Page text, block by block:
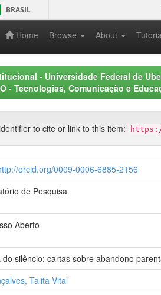
BRASIL
Home Browse About
- Universidade Federal de
- Tecnologias, Comunicação e
to cite or link to this item:
orcid.org/0009-0006-6885-2156
de Pesquisa
Aberto
do silêncio: cartas sobre abandono
Talita Vital